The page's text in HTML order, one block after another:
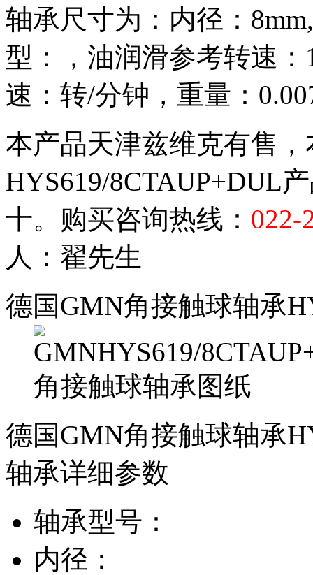
轴承尺寸为：内径：
型：，油润滑参考转速
速：转/分钟，重量：
本产品天津兹维克有售
HYS619/8CTAUP+DUL
十。购买咨询热线： 022-
人：翟先生
德国GMN角接触球轴承
德国GMN角接触球轴承
轴承详细参数
轴承型号：
内径：